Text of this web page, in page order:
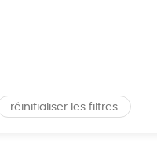
réinitialiser les filtres